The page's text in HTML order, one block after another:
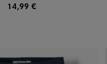
14,99 €